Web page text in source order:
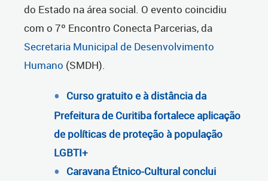
do Estado na área social. O evento coincidiu
com o 7º Encontro Conecta Parcerias, da
Secretaria Municipal de Desenvolvimento
Humano (SMDH).
Curso gratuito e à distância da
Prefeitura de Curitiba fortalece aplicação
de políticas de proteção à população
LGBTI+
Caravana Étnico-Cultural conclui